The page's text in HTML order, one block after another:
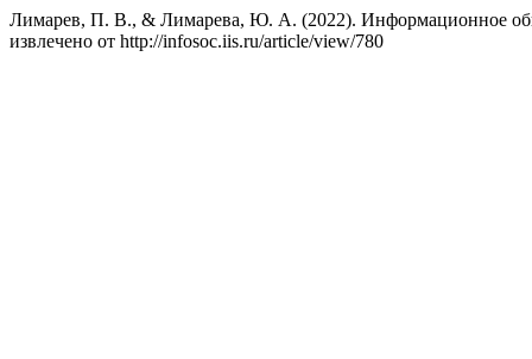
Лимарев, П. В., & Лимарева, Ю. А. (2022). Информационное
извлечено от http://infosoc.iis.ru/article/view/780